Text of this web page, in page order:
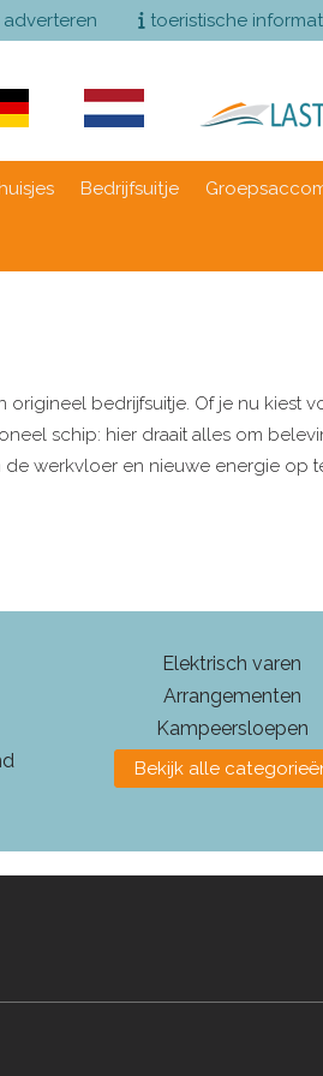
toeristische
Bedrijfsuitje
bedrijfsuitje. Of je nu kiest
schip: hier draait alles om
de werkvloer en nieuwe energie op
Elektrisch varen
Arrangementen
Kampeersloepen
Bekijk alle